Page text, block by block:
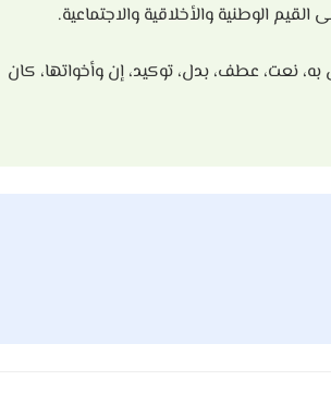
الوطنية والأخلاقية والاجتماعية.
نعت، عطف، بدل، توكيد، إن وأخواتها، كان